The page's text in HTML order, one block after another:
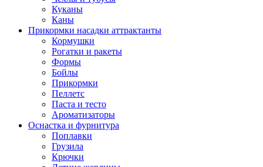
Куканы
Каны
Прикормки насадки аттрактанты
Кормушки
Рогатки и ракеты
Формы
Бойлы
Прикормки
Пеллетс
Паста и тесто
Ароматизаторы
Оснастка и фурнитура
Поплавки
Грузила
Крючки